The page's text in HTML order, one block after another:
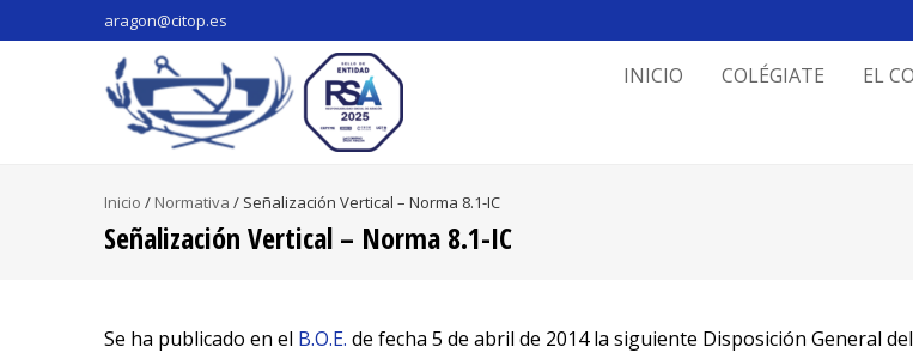
aragon@citop.es
INICIO COLÉGIATE EL
Inicio / Normativa / Señalización Vertical – Norma 8.1-IC
Señalización Vertical – Norma 8.1-IC
Se ha publicado en el B.O.E. de fecha 5 de abril de 2014 la siguiente Disposición General